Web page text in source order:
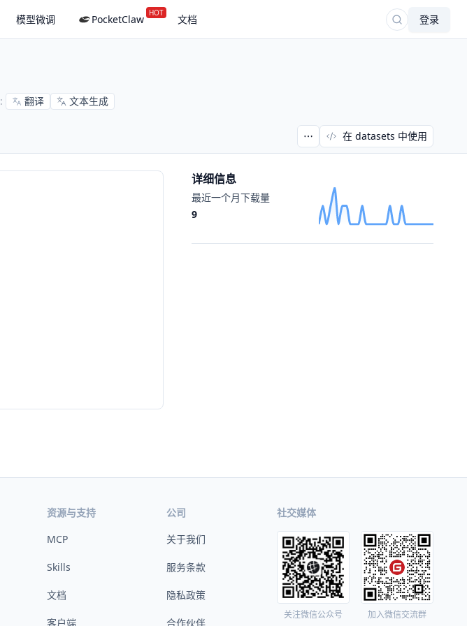
模型微调 PocketClaw HOT 文档 登录
: 翻译 文本生成
在 datasets 中使用
详细信息
最近一个月下载量
9
资源与支持
MCP
Skills
文档
客户端
公司
关于我们
服务条款
隐私政策
合作伙伴
社交媒体
关注微信公众号 加入微信交流群